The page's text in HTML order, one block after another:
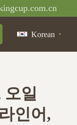
Korean
일